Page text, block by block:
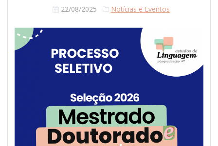
22/08/2025 Notícias e Eventos